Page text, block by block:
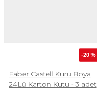
-20 %
Faber Castell Kuru Boya
24Lü Karton Kutu - 3 adet